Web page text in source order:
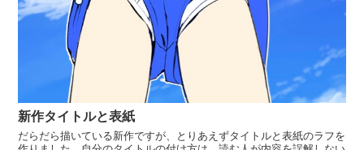
新作タイトルと表紙
だらだら描いている新作ですが、とりあえずタイトルと表紙のラフを